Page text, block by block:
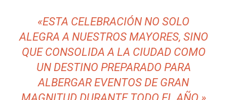
«ESTA CELEBRACIÓN NO SOLO
ALEGRA A NUESTROS MAYORES, SINO
QUE CONSOLIDA A LA CIUDAD COMO
UN DESTINO PREPARADO PARA
ALBERGAR EVENTOS DE GRAN